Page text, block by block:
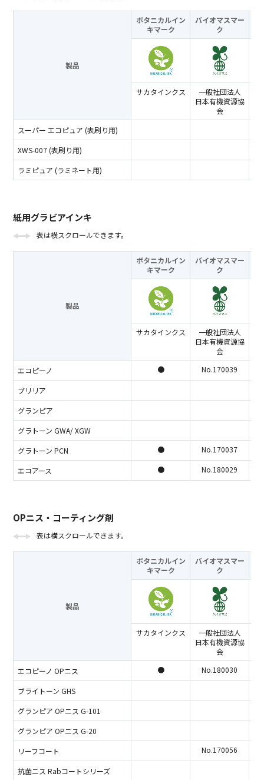
製品
ボタニカルイン
キマーク
バイオマスマー
ク
サカタインクス
一般社団法人
日本有機資源協
会
スーパー エコピュア (表刷り用)
XWS-007 (表刷り用)
ラミピュア (ラミネート用)
紙用グラビアインキ
表は横スクロールできます。
製品
ボタニカルイン
キマーク
バイオマスマー
ク
サカタインクス
一般社団法人
日本有機資源協
会
エコピーノ ● No.170039
ブリリア
グランピア
グラトーン GWA/ XGW
グラトーン PCN
● No.170037
エコアース ● No.180029
OPニス・コーティング剤
表は横スクロールできます。
製品
ボタニカルイン
キマーク
バイオマスマー
ク
サカタインクス
一般社団法人
日本有機資源協
会
エコピーノ OPニス ● No.180030
ブライトーン GHS
グランピア OPニス G-101
グランピア OPニス G-20
リーフコート
No.170056
抗菌ニス Rabコートシリーズ